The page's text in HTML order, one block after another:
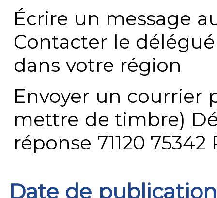
Écrire un message
Contacter le
dans votre région
Envoyer un courrier
mettre de timbre)
réponse 71120 75342
Date de publication